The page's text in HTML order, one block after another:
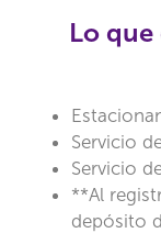
Lo
Servicio
Servicio
**Al
depósito